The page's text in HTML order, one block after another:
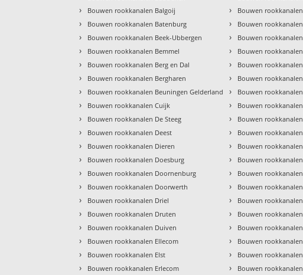
› Bouwen rookkanalen Balgoij
› Bouwen rookkanalen Batenburg
› Bouwen rookkanalen Beek-Ubbergen
› Bouwen rookkanalen Bemmel
› Bouwen rookkanalen Berg en Dal
› Bouwen rookkanalen Bergharen
› Bouwen rookkanalen Beuningen Gelderland
› Bouwen rookkanalen Cuijk
› Bouwen rookkanalen De Steeg
› Bouwen rookkanalen Deest
› Bouwen rookkanalen Dieren
› Bouwen rookkanalen Doesburg
› Bouwen rookkanalen Doornenburg
› Bouwen rookkanalen Doorwerth
› Bouwen rookkanalen Driel
› Bouwen rookkanalen Druten
› Bouwen rookkanalen Duiven
› Bouwen rookkanalen Ellecom
› Bouwen rookkanalen Elst
› Bouwen rookkanalen Erlecom
› Bouwen
› Bouwen
› Bouwen
› Bouwen
› Bouwen
› Bouwen
› Bouwen
› Bouwen
› Bouwen
› Bouwen
› Bouwen
› Bouwen
› Bouwen
› Bouwen
› Bouwen
› Bouwen
› Bouwen
› Bouwen
› Bouwen
› Bouwen